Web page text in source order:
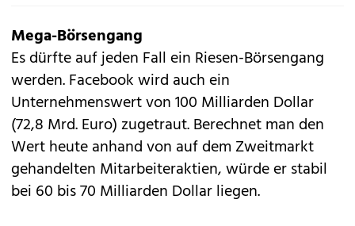
Mega-Börsengang
Es dürfte auf jeden Fall ein Riesen-Börsengang
werden. Facebook wird auch ein
Unternehmenswert von100 Milliarden Dollar
(72,8 Mrd. Euro) zugetraut. Berechnet man den
Wert heute anhand von auf dem Zweitmarkt
gehandelten Mitarbeiteraktien, würde er stabil
bei 60 bis 70 Milliarden Dollarliegen.